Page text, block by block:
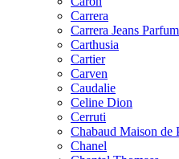
Carrera
Carrera Jeans
Carthusia
Cartier
Carven
Caudalie
Celine Dion
Cerruti
Chabaud Maison de
Chanel